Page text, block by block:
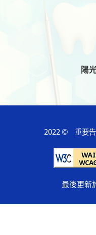
陽
2022 © 重要
最後更新